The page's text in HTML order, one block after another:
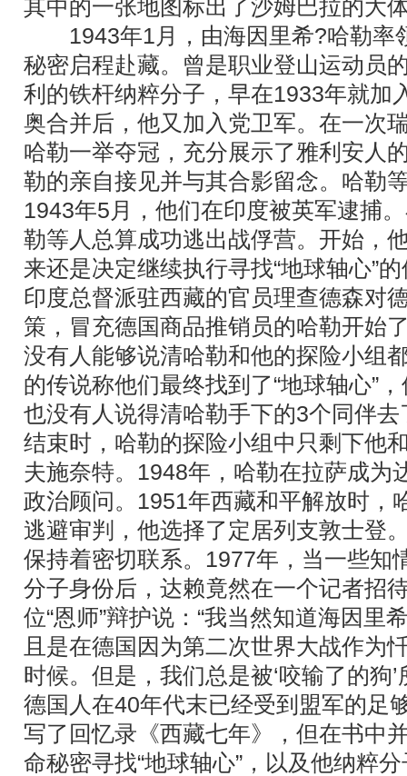
其中的一张地图标出了沙姆巴拉的大
1943年1月，由海因里希?哈勒率
秘密启程赴藏。曾是职业登山运动员
利的铁杆纳粹分子，早在1933年就加
奥合并后，他又加入党卫军。在一次
哈勒一举夺冠，充分展示了雅利安人
勒的亲自接见并与其合影留念。哈勒
1943年5月，他们在印度被英军逮捕
勒等人总算成功逃出战俘营。开始，
来还是决定继续执行寻找“地球轴心”
印度总督派驻西藏的官员理查德森对
策，冒充德国商品推销员的哈勒开始
没有人能够说清哈勒和他的探险小组
的传说称他们最终找到了“地球轴心”
也没有人说得清哈勒手下的3个同伴
结束时，哈勒的探险小组中只剩下他
夫施奈特。1948年，哈勒在拉萨成为
政治顾问。1951年西藏和平解放时，
逃避审判，他选择了定居列支敦士登
保持着密切联系。1977年，当一些知
分子身份后，达赖竟然在一个记者招
位“恩师”辩护说：“我当然知道海因里
且是在德国因为第二次世界大战作为
时候。但是，我们总是被‘咬输了的狗
德国人在40年代末已经受到盟军的足
写了回忆录《西藏七年》，但在书中
命秘密寻找“地球轴心”，以及他纳粹